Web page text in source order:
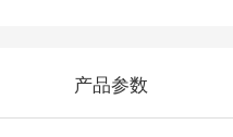
产品参数